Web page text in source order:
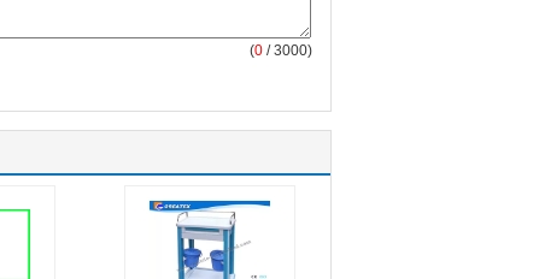
(0 / 3000)